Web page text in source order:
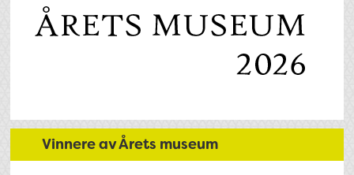
Vinnere av Årets museum